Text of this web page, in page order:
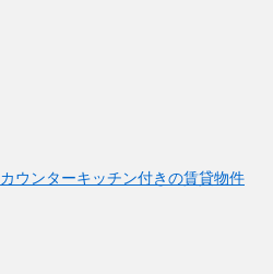
カウンターキッチン付きの賃貸物件